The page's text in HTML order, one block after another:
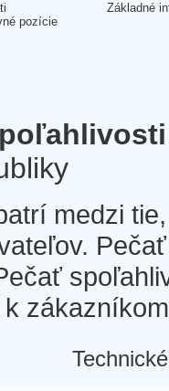
pozície
Základné
medzi